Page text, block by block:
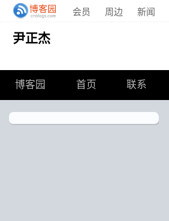
会员 周边 新闻
尹正杰
博客园 首页 联系